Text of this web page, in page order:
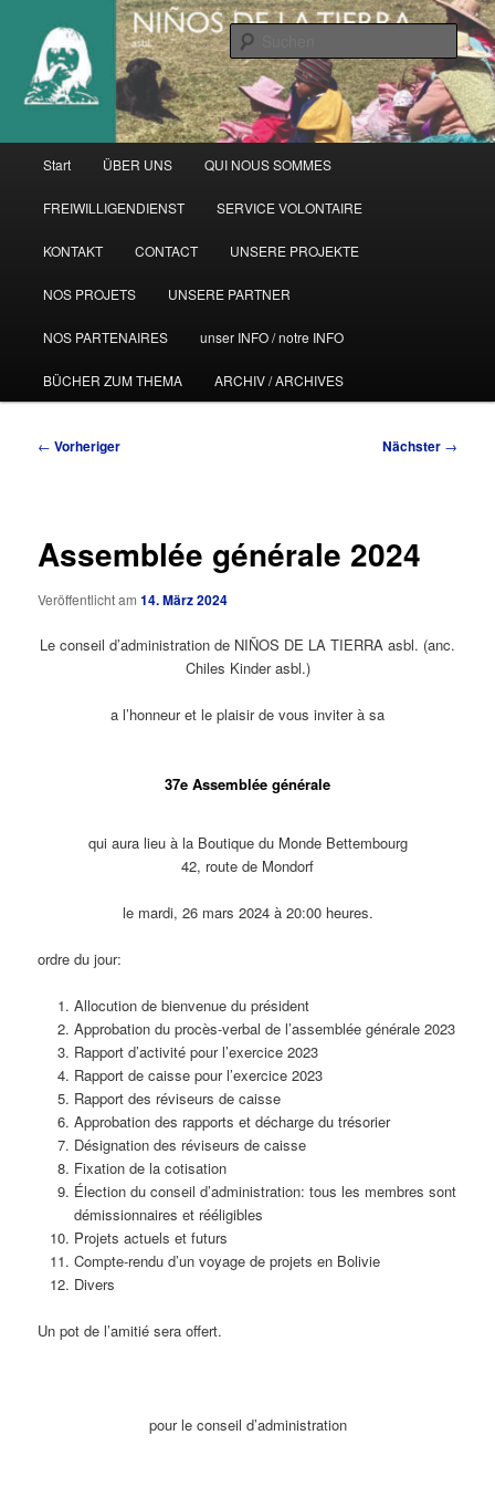
primären
Inhalt
springen
Start ÜBER UNS QUI NOUS SOMMES
FREIWILLIGENDIENST SERVICE VOLONTAIRE
KONTAKT CONTACT UNSERE PROJEKTE
NOS PROJETS UNSERE PARTNER
NOS PARTENAIRES unser INFO / notre INFO
BÜCHER ZUM THEMA ARCHIV / ARCHIVES
Beitragsnavigation
← Vorheriger Nächster →
Assemblée générale 2024
Veröffentlicht am14. März 2024
Le conseil d’administration de NIÑOS DE LA TIERRA asbl. (anc.
Chiles Kinder asbl.)
a l’honneur et le plaisir de vous inviter à sa
37e Assemblée générale
qui aura lieu à la Boutique du Monde Bettembourg
42, route de Mondorf
le mardi, 26 mars 2024 à 20:00 heures.
ordre du jour:
Allocution de bienvenue du président
Approbation du procès-verbal de l’assemblée générale 2023
Rapport d’activité pour l’exercice 2023
Rapport de caisse pour l’exercice 2023
Rapport des réviseurs de caisse
Approbation des rapports et décharge du trésorier
Désignation des réviseurs de caisse
Fixation de la cotisation
Élection du conseil d’administration: tous les membres sont
démissionnaires et rééligibles
Projets actuels et futurs
Compte-rendu d’un voyage de projets en Bolivie
Divers
Un pot de l’amitié sera offert.
pour le conseil d’administration